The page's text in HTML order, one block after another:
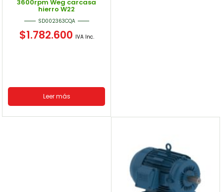
3600rpm Weg carcasa
hierro W22
SD002363CQA
$1.782.600 IVA Inc.
Leer más